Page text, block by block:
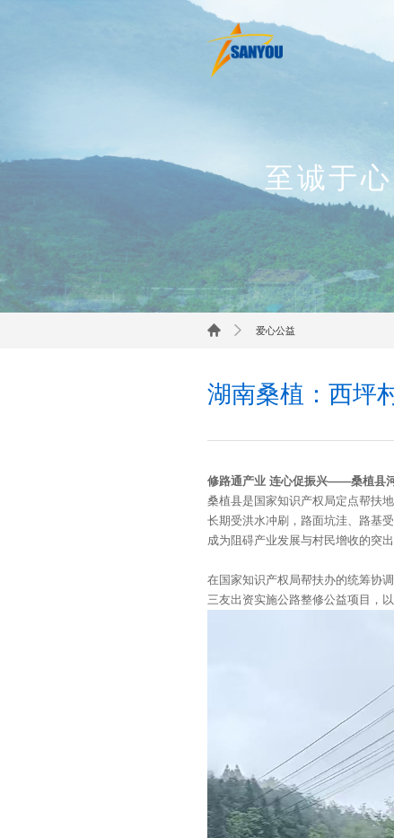
至诚于
爱心公益
湖南桑植：西坪
修路通产业 连心促振兴——桑植县
桑植县是国家知识产权局定点帮扶
长期受洪水冲刷，路面坑洼、路基
成为阻碍产业发展与村民增收的突出
在国家知识产权局帮扶办的统筹协
三友出资实施公路整修公益项目，